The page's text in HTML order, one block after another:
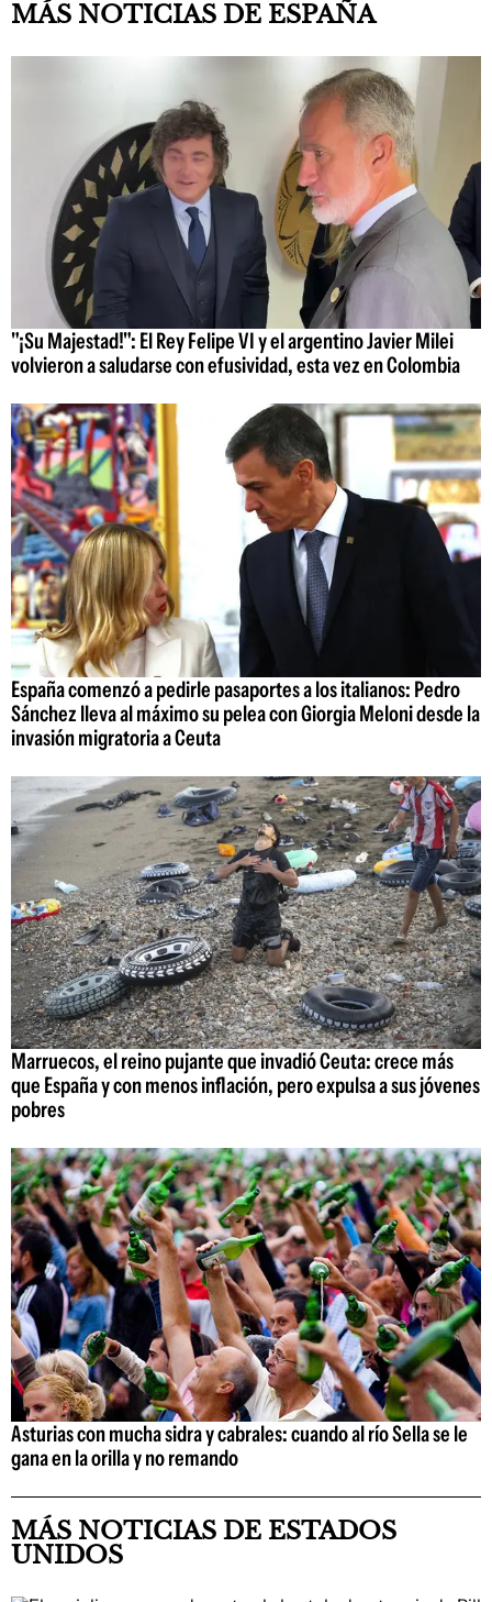
MÁS NOTICIAS DE ESPAÑA
"¡Su Majestad!": El Rey Felipe VI y el argentino Javier Milei
volvieron a saludarse con efusividad, esta vez en Colombia
España comenzó a pedirle pasaportes a los italianos: Pedro
Sánchez lleva al máximo su pelea con Giorgia Meloni desde la
invasión migratoria a Ceuta
Marruecos, el reino pujante que invadió Ceuta: crece más
que España y con menos inflación, pero expulsa a sus jóvenes
pobres
Asturias con mucha sidra y cabrales: cuando al río Sella se le
gana en la orilla y no remando
MÁS NOTICIAS DE ESTADOS
UNIDOS